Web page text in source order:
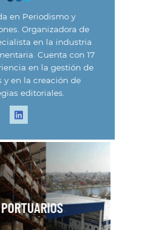
en Periodismo y
Organizadora de
en la industria
Cuenta con 17
en la gestión de
y en la creación de
editoriales.